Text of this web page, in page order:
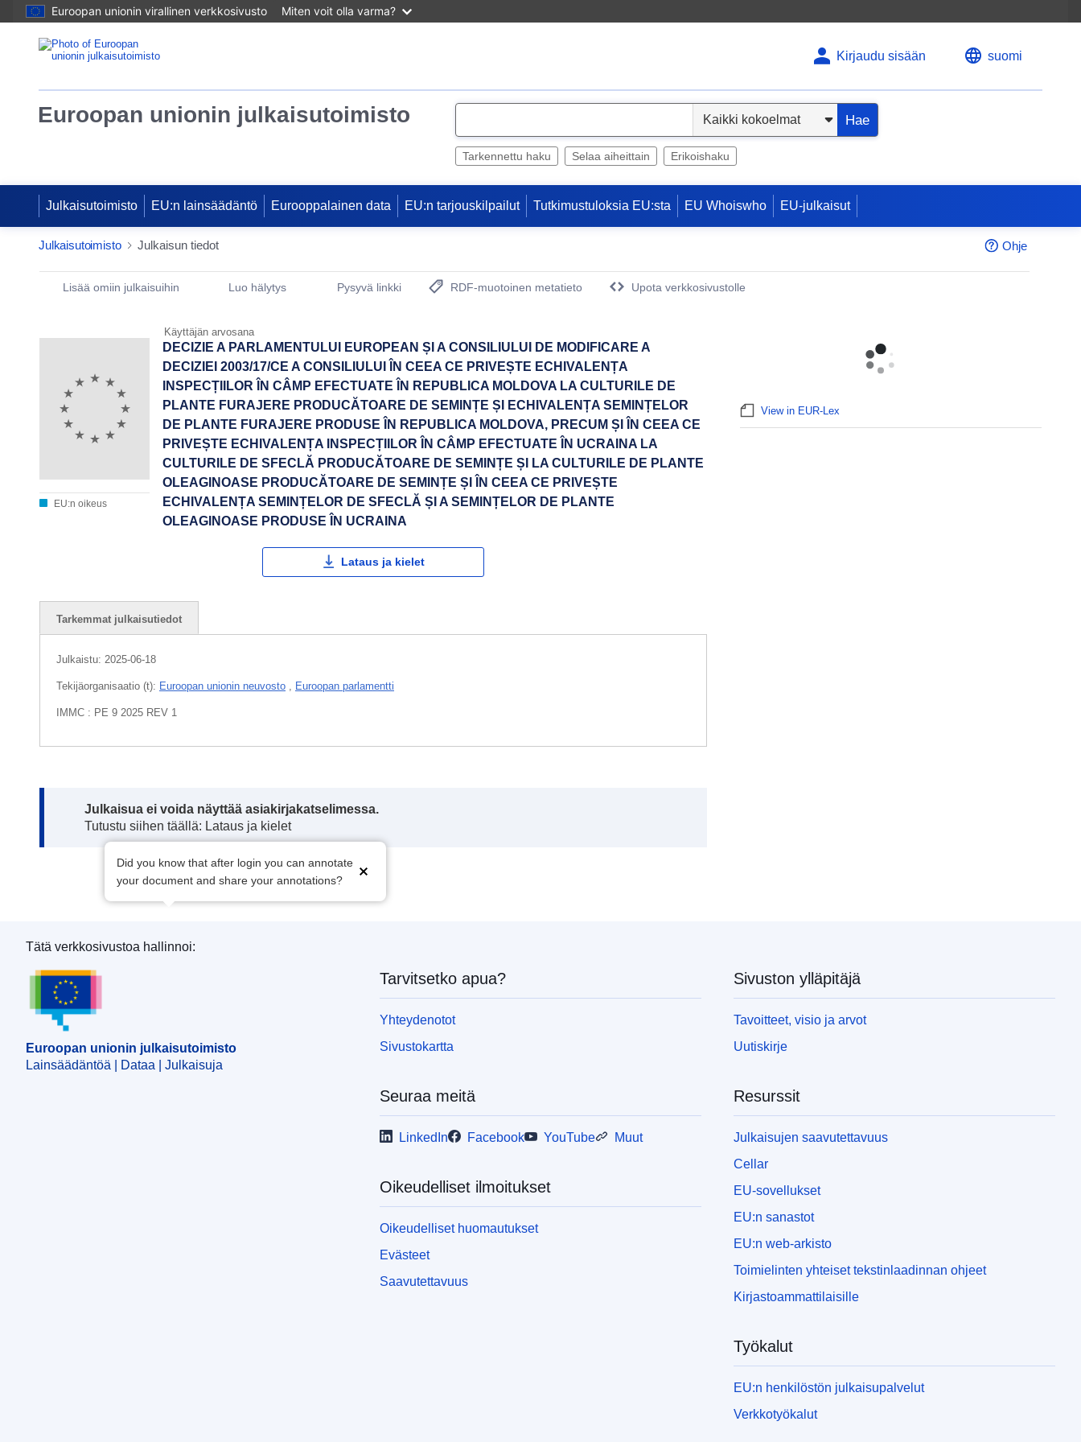
Euroopan unionin virallinen verkkosivusto Miten voit olla varma?
Kirjaudu sisään suomi
Euroopan unionin julkaisutoimisto
e
Hae
Tarkennettu haku Selaa aiheittain Erikoishaku
Julkaisutoimisto EU:n lainsäädäntö Eurooppalainen data EU:n tarjouskilpailut Tutkimustuloksia EU:sta EU Whoiswho EU-julkaisut
Julkaisutoimisto Julkaisun tiedot Ohje
Publication Detail Actions Portlet
Lisää omiin julkaisuihin Luo hälytys Pysyvä linkki
RDF-muotoinen metatieto
Upota verkkosivustolle
Käyttäjän arvosana
EU:n oikeus
DECIZIE A PARLAMENTULUI EUROPEAN ȘI A CONSILIULUI DE MODIFICARE A
DECIZIEI 2003/17/CE A CONSILIULUI ÎN CEEA CE PRIVEȘTE ECHIVALENȚA
INSPECȚIILOR ÎN CÂMP EFECTUATE ÎN REPUBLICA MOLDOVA LA CULTURILE DE
PLANTE FURAJERE PRODUCĂTOARE DE SEMINȚE ȘI ECHIVALENȚA SEMINȚELOR
DE PLANTE FURAJERE PRODUSE ÎN REPUBLICA MOLDOVA, PRECUM ȘI ÎN CEEA CE
PRIVEȘTE ECHIVALENȚA INSPECȚIILOR ÎN CÂMP EFECTUATE ÎN UCRAINA LA
CULTURILE DE SFECLĂ PRODUCĂTOARE DE SEMINȚE ȘI LA CULTURILE DE PLANTE
OLEAGINOASE PRODUCĂTOARE DE SEMINȚE ȘI ÎN CEEA CE PRIVEȘTE
ECHIVALENȚA SEMINȚELOR DE SFECLĂ ȘI A SEMINȚELOR DE PLANTE
OLEAGINOASE PRODUSE ÎN UCRAINA
Lataus ja kielet
Tarkemmat julkaisutiedot
Julkaistu: 2025-06-18
Tekijäorganisaatio (t): Euroopan unionin neuvosto Euroopan parlamentti
IMMC : PE 9 2025 REV 1
Note:
Julkaisua ei voida näyttää asiakirjakatselimessa.
Tutustu siihen täällä: Lataus ja kielet
Did you know that after login you can annotate
your document and share your annotations?
View in EUR-Lex
Euroopan unionin julkaisutoimisto
Tätä verkkosivustoa hallinnoi:
Euroopan unionin julkaisutoimisto
Lainsäädäntöä | Dataa | Julkaisuja
Tarvitsetko apua?
Yhteydenotot
Sivustokartta
Seuraa meitä
LinkedIn Facebook YouTube Muut
Oikeudelliset ilmoitukset
Oikeudelliset huomautukset
Evästeet
Saavutettavuus
Sivuston ylläpitäjä
Tavoitteet, visio ja arvot
Uutiskirje
Resurssit
Julkaisujen saavutettavuus
Cellar
EU-sovellukset
EU:n sanastot
EU:n web-arkisto
Toimielinten yhteiset tekstinlaadinnan ohjeet
Kirjastoammattilaisille
Työkalut
EU:n henkilöstön julkaisupalvelut
Verkkotyökalut